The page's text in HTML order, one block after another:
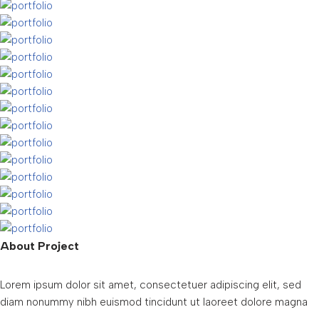
About Project
Lorem ipsum dolor sit amet, consectetuer adipiscing elit, sed
diam nonummy nibh euismod tincidunt ut laoreet dolore magna